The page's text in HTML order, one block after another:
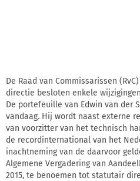
De Raad van Commissarissen
directie besloten enkele
De portefeuille van Edwin van der
vandaag. Hij wordt naast externe
van voorzitter van het technisch
de recordinternational van het
inachtneming van de daarvoor
Algemene Vergadering van
2015, te benoemen tot statutair